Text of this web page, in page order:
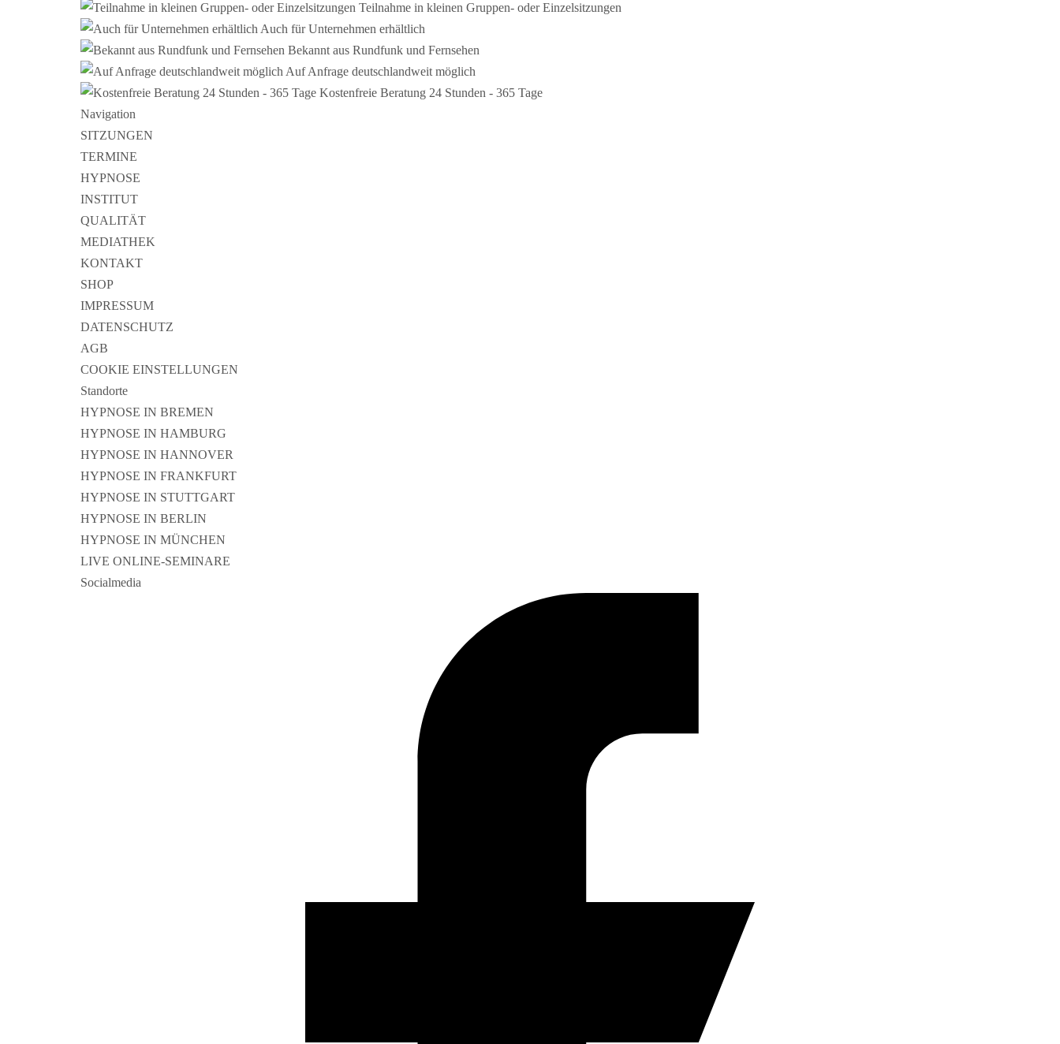
Teilnahme in kleinen Gruppen- oder Einzelsitzungen
Auch für Unternehmen erhältlich
Bekannt aus Rundfunk und Fernsehen
Auf Anfrage deutschlandweit möglich
Kostenfreie Beratung 24 Stunden - 365 Tage
Navigation
SITZUNGEN
TERMINE
HYPNOSE
INSTITUT
QUALITÄT
MEDIATHEK
KONTAKT
SHOP
IMPRESSUM
DATENSCHUTZ
AGB
COOKIE EINSTELLUNGEN
Standorte
HYPNOSE IN BREMEN
HYPNOSE IN HAMBURG
HYPNOSE IN HANNOVER
HYPNOSE IN FRANKFURT
HYPNOSE IN STUTTGART
HYPNOSE IN BERLIN
HYPNOSE IN MÜNCHEN
LIVE ONLINE-SEMINARE
Socialmedia